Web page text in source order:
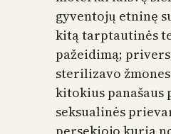
gyventojų etninę
kitą tarptautinės
pažeidimą;
sterilizavo
kitokius panašaus
seksualinės